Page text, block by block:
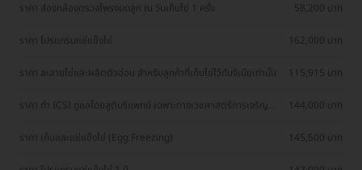
ราคา ส่องกล้องตรวจโพรงมดลูก ณ วันเก็บไข่ 1 ครั้ง 58,200 บาท
ราคา โปรแกรมแช่แข็งไข่ 162,000 บาท
ราคา ละลายไข่และผลิตตัวอ่อน สำหรับลูกค้าที่เก็บไข่ไว้กับจีเนียเท่านั้น 115,915 บาท
ราคา ทำ ICSI ดูแลโดยสูตินรีแพทย์ เฉพาะทางเวชศาสตร์การเจริญ
144,000 บาท
ราคา เก็บและแช่แข็งไข่ (Egg Freezing) 145,500 บาท